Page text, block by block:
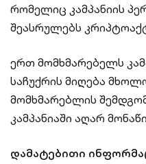
რომელიც კამპანიის
შეასრულებს
ერთ მომხმარებელს
საჩუქრის მიღება
მომხმარებლის
კამპანიაში აღარ
დამატებითი